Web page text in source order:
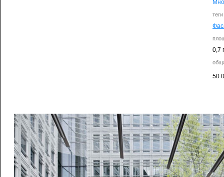
теги
0,7
50